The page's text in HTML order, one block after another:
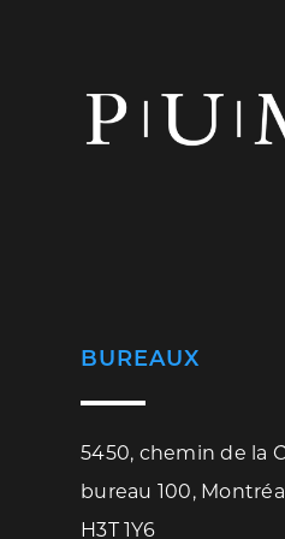
BUREAUX
5450, chemin de la
bureau 100,
H3T 1Y6